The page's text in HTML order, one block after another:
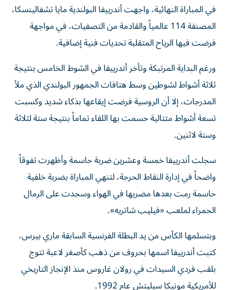
في المباراة النهائية، واجهت أندرييفا البولندية مايا تشفالينسكا،
المصنفة 114 عالمياً والقادمة من التصفيات، في مواجهة
فرضت فيها الرياح المتقلبة تحديات فنية إضافية.
ورغم البداية المرتبكة وتأخر أندرييفا في الشوط الخامس بنتيجة
ثلاثة أشواط لشوطين وسط هتافات الجمهور البولندي الذي ملأ
المدرجات، إلا أن الروسية فرضت إيقاعها بذكاء شديد وكسبت
تسعة أشواط متتالية حسمت بها اللقاء تماماً بنتيجة ستة لثلاثة
وستة لاثنين.
سجلت أندرييفا خمسة وعشرين ضربة حاسمة وأظهرت تفوقاً
واضحاً في إدارة النقاط الحرجة، لتنهي المباراة بضربة خلفية
حاسمة رمت بعدها مضربها في الهواء وسجدت على الرمال
الحمراء لملعب «فيليب شاتريه».
وبتسلمها الكأس من يد البطلة الفرنسية السابقة ماري بيرس،
كتبت أندرييفا اسمها بحروف من ذهب كأصغر لاعبة تتوج
بلقب فردي السيدات في رولان غاروس منذ الإنجاز التاريخي
للأمريكية مونيكا سيليتش عام 1992.